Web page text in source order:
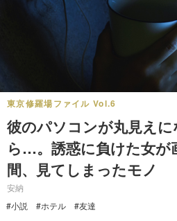
東京修羅場ファイル Vol.6
彼のパソコンが丸見え
ら…。誘惑に負けた女が
間、見てしまったモノ
安納
#小説
#ホテル #友達